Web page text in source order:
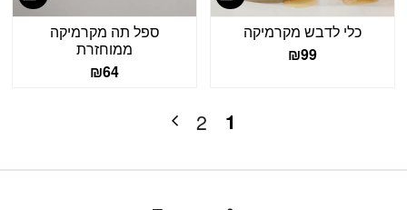
כלי לדבש מקרמיקה
₪99
ספל תה מקרמיקה
ממוחזרת
₪64
1
2